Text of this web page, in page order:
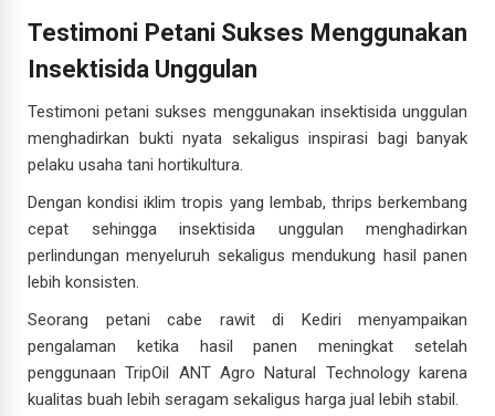
Testimoni Petani Sukses Menggunakan
Insektisida Unggulan
Testimoni petani sukses menggunakan insektisida unggulan
menghadirkan bukti nyata sekaligus inspirasi bagi banyak
pelaku usaha tani hortikultura.
Dengan kondisi iklim tropis yang lembab, thrips berkembang
cepat sehingga insektisida unggulan menghadirkan
perlindungan menyeluruh sekaligus mendukung hasil panen
lebih konsisten.
Seorang petani cabe rawit di Kediri menyampaikan
pengalaman ketika hasil panen meningkat setelah
penggunaan TripOil ANT Agro Natural Technology karena
kualitas buah lebih seragam sekaligus harga jual lebih stabil.